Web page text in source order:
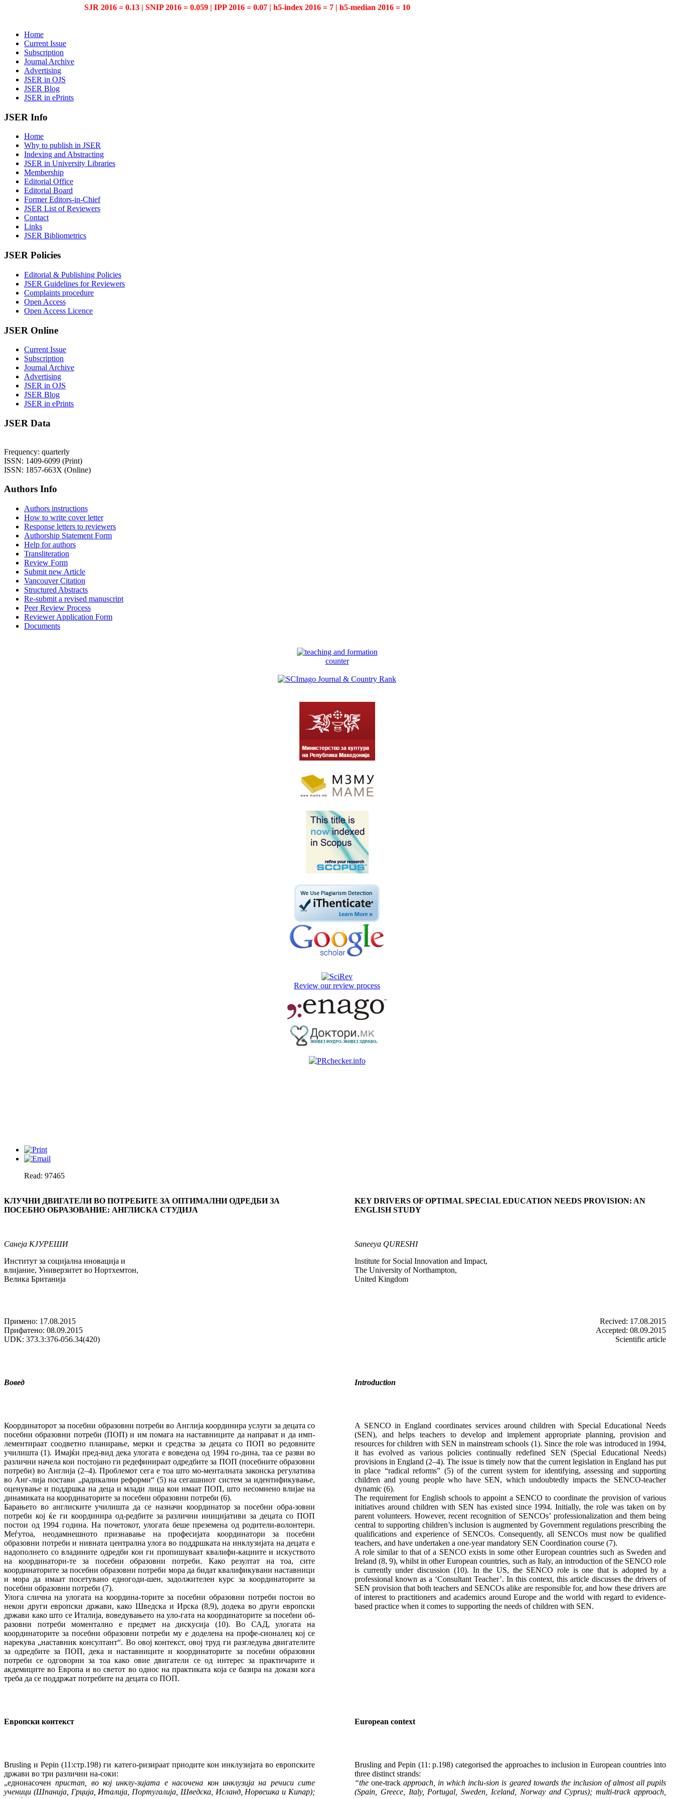
SJR 2016 = 0.13 | SNIP 2016 = 0.059 | IPP 2016 = 0.07 | h5-index 2016 = 7 | h5-median 2016 = 10
Home
Current Issue
Subscription
Journal Archive
Advertising
JSER in OJS
JSER Blog
JSER in ePrints
JSER Info
Home
Why to publish in JSER
Indexing and Abstracting
JSER in University Libraries
Membership
Editorial Office
Editorial Board
Former Editors-in-Chief
JSER List of Reviewers
Contact
Links
JSER Bibliometrics
JSER Policies
Editorial & Publishing Policies
JSER Guidelines for Reviewers
Complaints procedure
Open Access
Open Access Licence
JSER Online
Current Issue
Subscription
Journal Archive
Advertising
JSER in OJS
JSER Blog
JSER in ePrints
JSER Data
Frequency: quarterly
ISSN: 1409-6099 (Print)
ISSN: 1857-663X (Online)
Authors Info
Authors instructions
How to write cover letter
Response letters to reviewers
Authorship Statement Form
Help for authors
Transliteration
Review Form
Submit new Article
Vancouver Citation
Structured Abstracts
Re-submit a revised manuscript
Peer Review Process
Reviewer Application Form
Documents
counter
Review our review process
Read: 97465
КЛУЧНИ ДВИГАТЕЛИ ВО ПОТРЕБИТЕ ЗА ОПТИМАЛНИ ОДРЕДБИ ЗА
ПОСЕБНО ОБРАЗОВАНИЕ: АНГЛИСКА СТУДИЈА
Санеја КЈУРЕШИ
Институт за социјална иновација и
влијание, Универзитет во Нортхемтон,
Велика Британија
KEY DRIVERS OF OPTIMAL SPECIAL EDUCATION NEEDS PROVISION: AN
ENGLISH STUDY
Saneeya QURESHI
Institute for Social Innovation and Impact,
The University of Northampton,
United Kingdom
Примено: 17.08.2015
Прифатено: 08.09.2015
UDK: 373.3:376-056.34(420)
Recived: 17.08.2015
Accepted: 08.09.2015
Scientific article
Вовед Introduction
Координаторот за посебни образовни потреби во Англија координира услуги за децата со
посебни образовни потреби (ПОП) и им помага на наставниците да направат и да имп-
лементираат соодветно планирање, мерки и средства за децата со ПОП во редовните
училишта (1). Имајќи пред-вид дека улогата е воведена од 1994 го-дина, таа се разви во
различни начела кои постојано ги редефинираат одредбите за ПОП (посебните образовни
потреби) во Англија (2–4). Проблемот сега е тоа што мо-менталната законска регулатива
во Анг-лија постави „радикални реформи“ (5) на сегашниот систем за идентификување,
оценување и поддршка на деца и млади лица кои имаат ПОП, што несомнено влијае на
динамиката на координаторите за посебни образовни потреби (6).
Барањето во англиските училишта да се назначи координатор за посебни обра-зовни
потреби кој ќе ги координира од-редбите за различни иницијативи за децата со ПОП
постои од 1994 година. На почетокот, улогата беше преземена од родители-волонтери.
Меѓутоа, неодамнешното признавање на професијата координатори за посебни
образовни потреби и нивната централна улога во поддршката на инклузијата на децата е
надополнето со владините одредби кои ги пропишуваат квалифи-кациите и искуството
на координатори-те за посебни образовни потреби. Како резултат на тоа, сите
координаторите за посебни образовни потреби мора да бидат квалификувани наставници
и мора да имаат посетувано едногоди-шен, задолжителен курс за координаторите за
посебни образовни потреби (7).
Улога слична на улогата на координа-торите за посебни образовни потреби постои во
некои други европски држави, како Шведска и Ирска (8,9), додека во други европски
држави како што се Италија, воведувањето на уло-гата на координаторите за посебни об-
разовни потреби моментално е предмет на дискусија (10). Во САД, улогата на
координаторите за посебни образовни потреби му е доделена на профе-сионалец кој се
нарекува „наставник консултант“. Во овој контекст, овој труд ги разгледува двигателите
за одредбите за ПОП, дека и наставниците и координаторите за посебни образовни
потреби се одговорни за тоа како овие двигатели се од интерес за практичарите и
акдемиците во Европа и во светот во однос на практиката која се базира на докази кога
треба да се поддржат потребите на децата со ПОП.
A SENCO in England coordinates services around children with Special Educational Needs
(SEN), and helps teachers to develop and implement appropriate planning, provision and
resources for children with SEN in mainstream schools (1). Since the role was introduced in 1994,
it has evolved as various policies continually redefined SEN (Special Educational Needs)
provisions in England (2–4). The issue is timely now that the current legislation in England has put
in place “radical reforms” (5) of the current system for identifying, assessing and supporting
children and young people who have SEN, which undoubtedly impacts the SENCO-teacher
dynamic (6).
The requirement for English schools to appoint a SENCO to coordinate the provision of various
initiatives around children with SEN has existed since 1994. Initially, the role was taken on by
parent volunteers. However, recent recognition of SENCOs’ professionalization and them being
central to supporting children’s inclusion is augmented by Government regulations prescribing the
qualifications and experience of SENCOs. Consequently, all SENCOs must now be qualified
teachers, and have undertaken a one-year mandatory SEN Coordination course (7).
A role similar to that of a SENCO exists in some other European countries such as Sweden and
Ireland (8, 9), whilst in other European countries, such as Italy, an introduction of the SENCO role
is currently under discussion (10). In the US, the SENCO role is one that is adopted by a
professional known as a ‘Consultant Teacher’. In this context, this article discusses the drivers of
SEN provision that both teachers and SENCOs alike are responsible for, and how these drivers are
of interest to practitioners and academics around Europe and the world with regard to evidence-
based practice when it comes to supporting the needs of children with SEN.
Европски контекст European context
Brusling и Pepin (11:стр.198) ги катего-ризираат приодите кон инклузијата во европските
држави во три различни на-соки:
„еднонасоченпристап, во кој инклу-зијата е насочена кон инклузија на речиси сите
ученици (Шпанија, Грција, Италија, Португалија, Шведска, Исланд, Норвешка и Кипар);
Brusling and Pepin (11: p.198) categorised the approaches to inclusion in European countries into
three distinct strands:
“theone-track approach, in which inclu-sion is geared towards the inclusion of almost all pupils
(Spain, Greece, Italy, Portugal, Sweden, Iceland, Norway and Cyprus); multi-track approach,